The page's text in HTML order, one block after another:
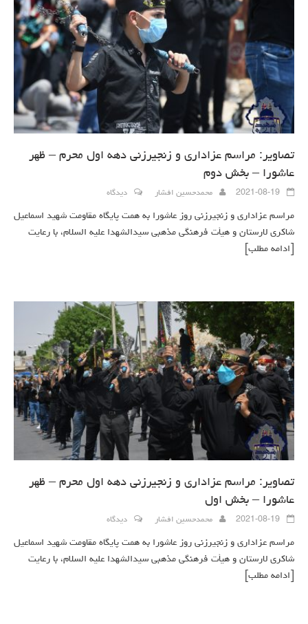
تصاویر: مراسم عزاداری و زنجیرزنی دهه اول محرم – ظهر
عاشورا – بخش دوم
2021-08-19 محمدحسین افشار دیدگاه
مراسم عزاداری و زنجیرزنی روز عاشورا به همت پایگاه مقاومت شهید اسماعیل
شاکری لارستان و هیأت فرهنگی مذهبی سیدالشهدا علیه السلام، با رعایت
[ادامه مطلب]
تصاویر: مراسم عزاداری و زنجیرزنی دهه اول محرم – ظهر
عاشورا – بخش اول
2021-08-19 محمدحسین افشار دیدگاه
مراسم عزاداری و زنجیرزنی روز عاشورا به همت پایگاه مقاومت شهید اسماعیل
شاکری لارستان و هیأت فرهنگی مذهبی سیدالشهدا علیه السلام، با رعایت
[ادامه مطلب]